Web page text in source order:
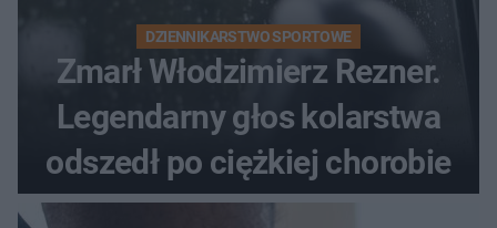
DZIENNIKARSTWO SPORTOWE
Zmarł Włodzimierz Rezner.
Legendarny głos kolarstwa
odszedł po ciężkiej chorobie